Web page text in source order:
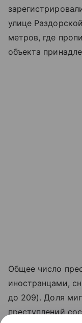
улице
метров, где
объекта
Общее число
иностранцами,
до 209). Доля
преступлений